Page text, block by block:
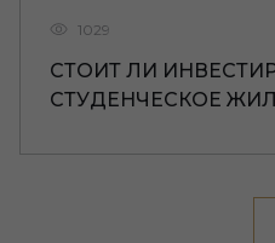
1029
СТОИТ ЛИ
СТУДЕНЧЕСКОЕ